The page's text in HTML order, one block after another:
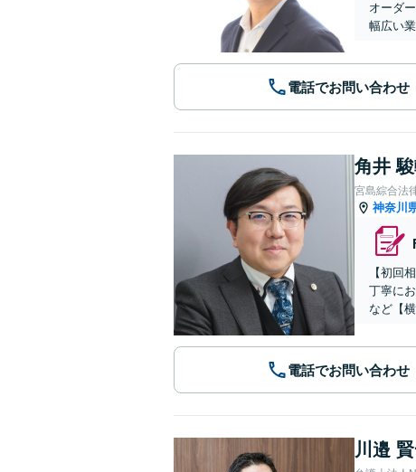
オーダ
幅広い
電話でお問い合わせ
角井
宮島綜合法
神奈川
【初回
丁寧に
など【
電話でお問い合わせ
川邉